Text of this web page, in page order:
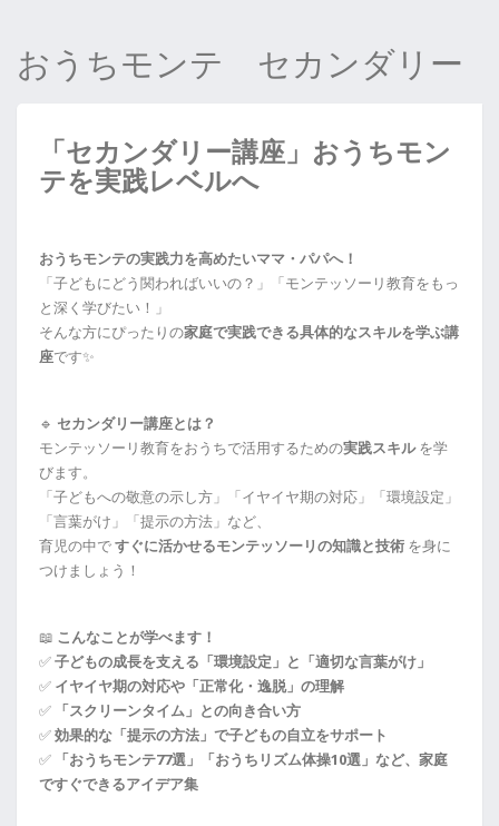
おうちモンテ セカンダリー
「セカンダリー講座」おうちモン
テを実践レベルへ
おうちモンテの実践力を高めたいママ・パパへ！
「子どもにどう関わればいいの？」「モンテッソーリ教育をもっ
と深く学びたい！」
そんな方にぴったりの家庭で実践できる具体的なスキルを学ぶ講
座です✨
🔹 セカンダリー講座とは？
モンテッソーリ教育をおうちで活用するための実践スキルを学
びます。
「子どもへの敬意の示し方」「イヤイヤ期の対応」「環境設定」
「言葉がけ」「提示の方法」など、
育児の中ですぐに活かせるモンテッソーリの知識と技術 を身に
つけましょう！
📖 こんなことが学べます！
✅子どもの成長を支える「環境設定」と「適切な言葉がけ」
✅ イヤイヤ期の対応や「正常化・逸脱」の理解
✅ 「スクリーンタイム」との向き合い方
✅効果的な「提示の方法」で子どもの自立をサポート
✅ 「おうちモンテ77選」「おうちリズム体操10選」など、家庭
ですぐできるアイデア集